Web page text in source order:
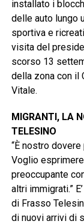
installato i
delle auto lungo
sportiva e
visita del
scorso 13
della zona con il
Vitale.
MIGRANTI, LA
TELESINO
“È nostro
Voglio
preoccupante
altri immigrati.”
di Frasso
di nuovi arrivi di